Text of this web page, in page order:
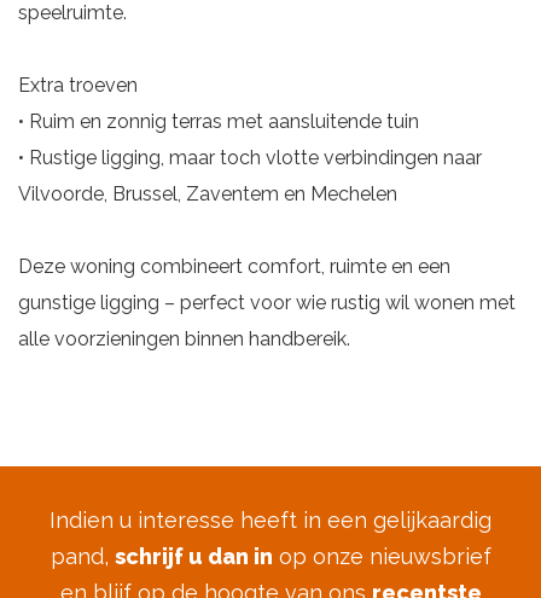
speelruimte.
Extra troeven
• Ruim en zonnig terras met aansluitende tuin
• Rustige ligging, maar toch vlotte verbindingen naar
Vilvoorde, Brussel, Zaventem en Mechelen
Deze woning combineert comfort, ruimte en een
gunstige ligging – perfect voor wie rustig wil wonen met
alle voorzieningen binnen handbereik.
Indien u interesse heeft in een gelijkaardig
pand, schrijf u dan in op onze nieuwsbrief
en blijf op de hoogte van ons recentste